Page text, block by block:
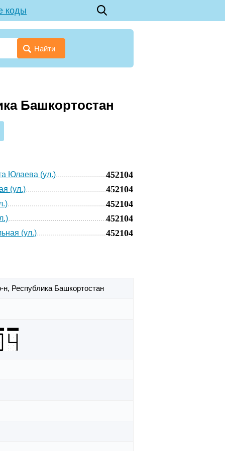
коды
Найти
Башкортостан
Юлаева (ул.) 452104
(ул.) 452104
452104
452104
(ул.) 452104
н, Республика Башкортостан